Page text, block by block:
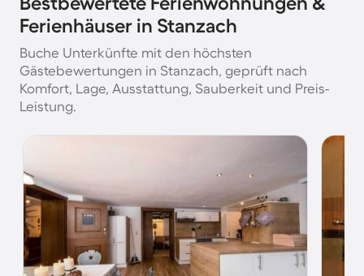
Ferienhäuser in Stanzach
Buche Unterkünfte mit den höchsten
Gästebewertungen in Stanzach, geprüft nach
Komfort, Lage, Ausstattung, Sauberkeit und Preis-
Leistung.